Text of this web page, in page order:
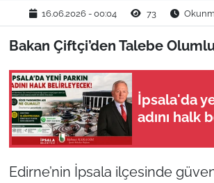
16.06.2026 - 00:04 73
Bakan Çiftçi’den Talebe Olumlu
İpsala'da
adını halk
Edirne’nin İpsala ilçesinde
YAŞAM
TEKİRDAĞ
KIRKLARELİ
ÇANAKKALE